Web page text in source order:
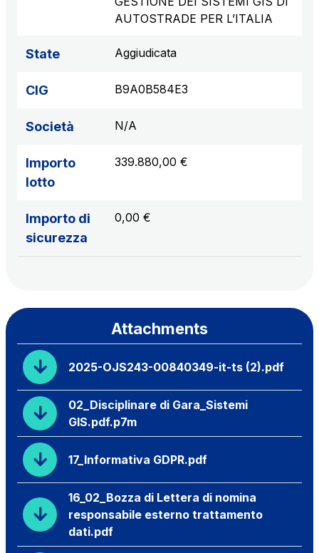
AUTOSTRADE PER L’ITALIA
State Aggiudicata
CIG B9A0B584E3
Società N/A
Importo
lotto
339.880,00 €
Importo di
sicurezza
0,00 €
Attachments
2025-OJS243-00840349-it-ts (2).pdf
02_Disciplinare di Gara_Sistemi
GIS.pdf.p7m
17_Informativa GDPR.pdf
16_02_Bozza di Lettera di nomina
responsabile esterno trattamento
dati.pdf